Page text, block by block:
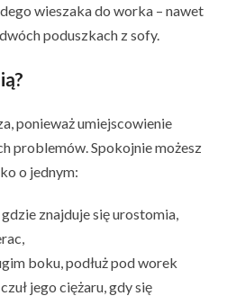
wieszaka do worka – nawet
poduszkach z sofy.
ponieważ umiejscowienie
problemów. Spokojnie możesz
o jednym:
znajduje się urostomia,
boku, podłuż pod worek
jego ciężaru, gdy się